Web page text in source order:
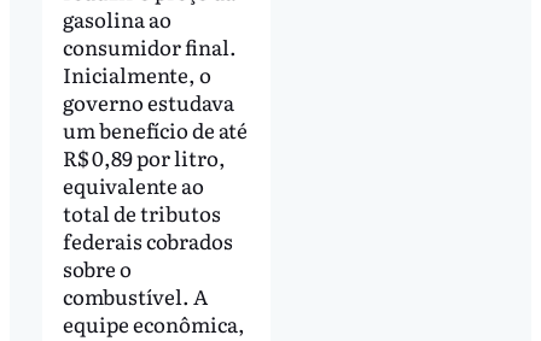
gasolina ao
consumidor final.
Inicialmente, o
governo estudava
um benefício de até
R$ 0,89 por litro,
equivalente ao
total de tributos
federais cobrados
sobre o
combustível. A
equipe econômica,